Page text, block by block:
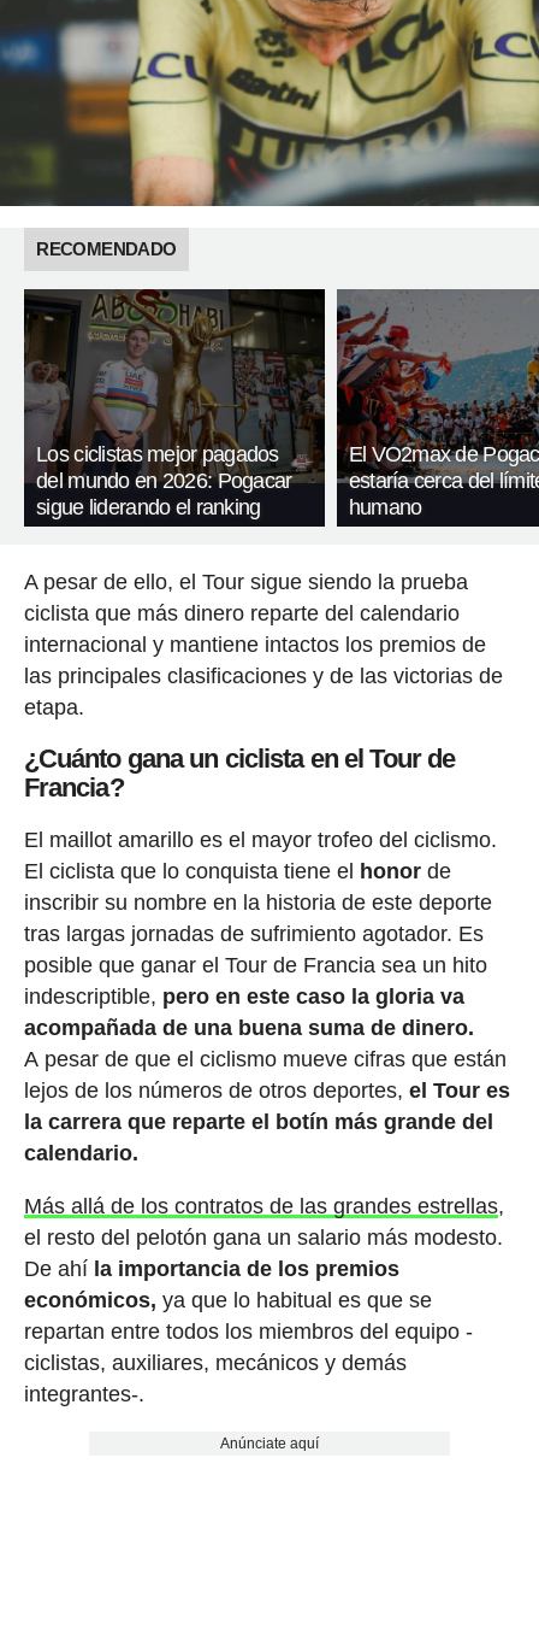
RECOMENDADO
Los ciclistas mejor pagados
del mundo en 2026: Pogacar
sigue liderando el ranking
El VO2max de
estaría cerca del
humano
A pesar de ello, el Tour sigue siendo la prueba
ciclista que más dinero reparte del calendario
internacional y mantiene intactos los premios de
las principales clasificaciones y de las victorias de
etapa.
¿Cuánto gana un ciclista en el Tour de
Francia?
El maillot amarillo es el mayor trofeo del ciclismo.
El ciclista que lo conquista tiene el honorde
inscribir su nombre en la historia de este deporte
tras largas jornadas de sufrimiento agotador. Es
posible que ganar el Tour de Francia sea un hito
indescriptible, pero en este caso la gloria va
acompañada de una buena suma de dinero.
A pesar de que el ciclismo mueve cifras que están
lejos de los números de otros deportes, el Tour es
la carrera que reparte el botín más grande del
calendario.
Más allá de los contratos de las grandes estrellas,
el resto del pelotón gana un salario más modesto.
De ahí la importancia de los premios
económicos, ya que lo habitual es que se
repartan entre todos los miembros del equipo -
ciclistas, auxiliares, mecánicos y demás
integrantes-.
Anúnciate aquí